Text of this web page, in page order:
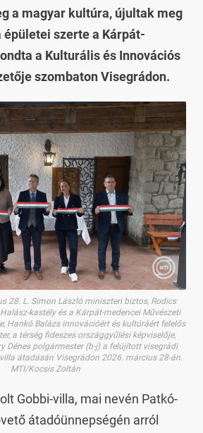
a magyar kultúra, újultak meg
szerte a Kárpát-
a Kulturális és Innovációs
szombaton Visegrádon.
28. L. Simon László miniszteri biztos, Rodics
kastély és a Kárpát-medencei Művészeti
Hankó Balázs innovációért és kultúráért felelős
a térség fideszes országgyűlési képviselője,
Dénes polgármester (b-j) a felújított visegrádi
átadásán Visegrádon 2026. március 28-án.
MTI/Kocsis Zoltán
Gobbi-villa, mai nevén Patkó-
átadóünnepségén arról